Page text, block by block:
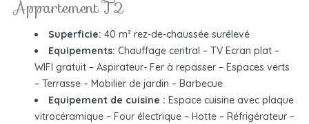
Appartement T2
Superficie: 40 m² rez-de-chaussée surélevé
Equipements: Chauffage central – TV Ecran plat –
WIFI gratuit – Aspirateur- Fer à repasser – Espaces verts
– Terrasse – Mobilier de jardin – Barbecue
Equipement de cuisine : Espace cuisine avec plaque
vitrocéramique – Four électrique – Hotte – Réfrigérateur –